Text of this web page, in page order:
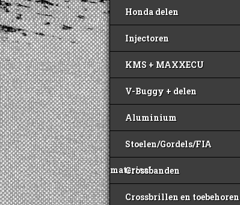
Honda delen
Injectoren
KMS + MAXXECU
V-Buggy + delen
Aluminium
Stoelen/Gordels/FIA
materiaal
Crossbanden
Crossbrillen en toebehoren